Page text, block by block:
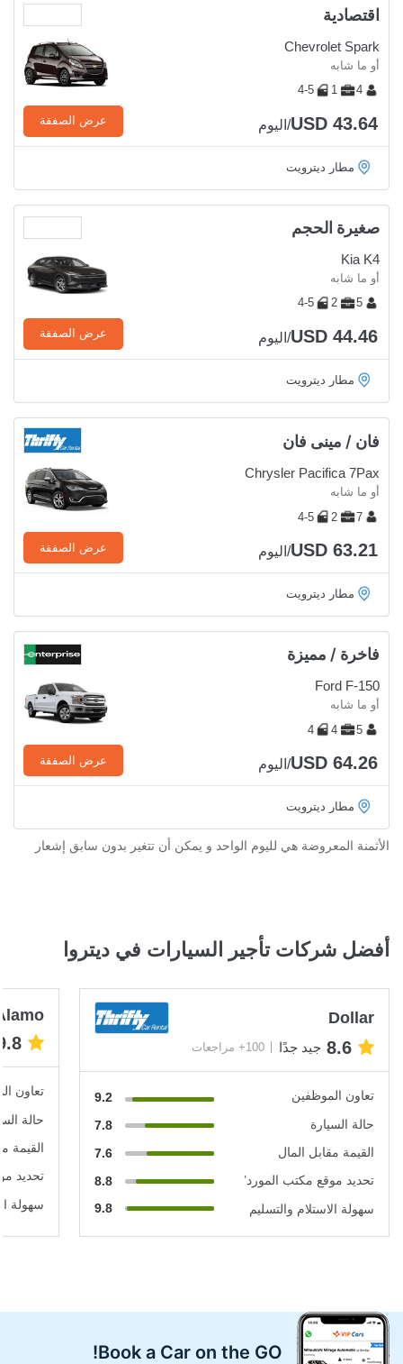
اقتصادية
Chevrolet Spark
أو ما شابه
4
1
4-5
USD 43.64/اليوم عرض الصفقة
مطار ديترويت
صغيرة الحجم
Kia K4
أو ما شابه
5
2
4-5
USD 44.46/اليوم عرض الصفقة
مطار ديترويت
فان / مينى فان
Chrysler Pacifica 7Pax
أو ما شابه
7
2
4-5
USD 63.21/اليوم عرض الصفقة
مطار ديترويت
فاخرة / مميزة
Ford F-150
أو ما شابه
5
4
4
USD 64.26/اليوم عرض الصفقة
مطار ديترويت
الأثمنة المعروضة هي لليوم الواحد و يمكن أن تتغير بدون سابق إشعار
أفضل شركات تأجير السيارات في ديتروا
Dollar
8.6 جيد جدًا 100+ مراجعات
تعاون الموظفين
9.2
حالة السيارة
7.8
القيمة مقابل المال
7.6
تحديد موقع مكتب المورد’
8.8
سهولة الاستلام والتسليم
9.8
تعاون
حالة
القيمة
تحديد
سهولة
Book a Car on the GO!